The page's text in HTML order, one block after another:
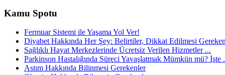
Kamu Spotu
Fermuar Sistemi ile Yaşama Yol Ver!
Diyabet Hakkında Her Şey: Belirtiler, Dikkat Edilmesi
Sağlıklı Hayat Merkezlerinde Ücretsiz Verilen Hizmetler ...
Parkinson Hastalığında Süreci Yavaşlatmak Mümkün mü? İşte
Astım Hakkında Bilinmesi Gerekenler